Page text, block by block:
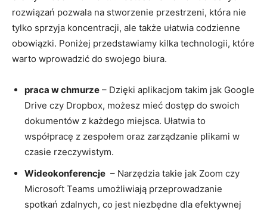
rozwiązań ‌pozwala ​na stworzenie przestrzeni, która ⁤nie
tylko sprzyja ‌koncentracji, ale także ułatwia‍ codzienne
obowiązki. Poniżej⁢ przedstawiamy kilka technologii, które⁤
warto‌ wprowadzić do swojego biura.
praca​ w chmurze – Dzięki aplikacjom takim‌ jak Google
Drive czy⁣ Dropbox, ​możesz mieć dostęp⁤ do swoich
dokumentów⁣ z każdego miejsca. Ułatwia to
współpracę z ⁤zespołem oraz zarządzanie plikami w
‌czasie rzeczywistym.
Wideokonferencje ⁤ – Narzędzia‍ takie jak⁣ Zoom czy
Microsoft Teams ⁣umożliwiają przeprowadzanie
spotkań zdalnych,‍ co jest ⁢niezbędne dla ⁣efektywnej